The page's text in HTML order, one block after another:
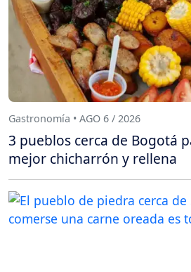
Gastronomía • AGO 6 / 2026
3 pueblos cerca de Bogotá
mejor chicharrón y rellena